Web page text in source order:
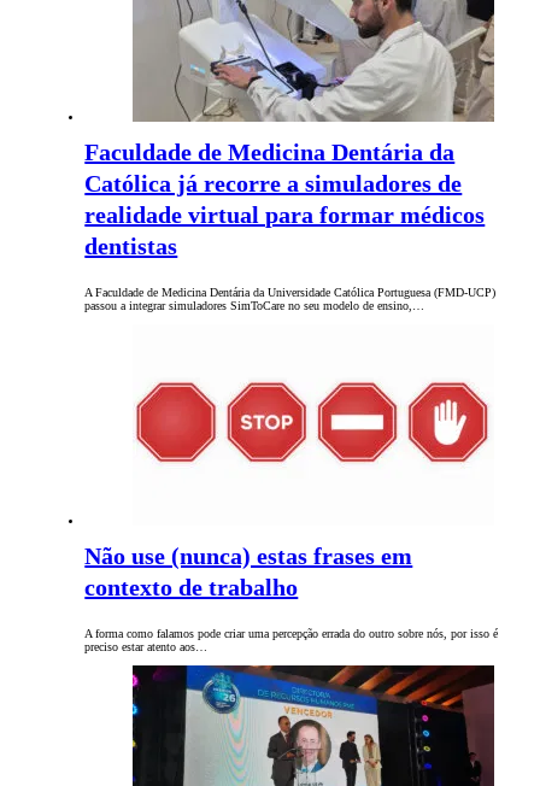
Faculdade de Medicina Dentária da
Católica já recorre a simuladores de
realidade virtual para formar médicos
dentistas
A Faculdade de Medicina Dentária da Universidade Católica Portuguesa (FMD-UCP)
passou a integrar simuladores SimToCare no seu modelo de ensino,…
Não use (nunca) estas frases em
contexto de trabalho
A forma como falamos pode criar uma percepção errada do outro sobre nós, por isso é
preciso estar atento aos…